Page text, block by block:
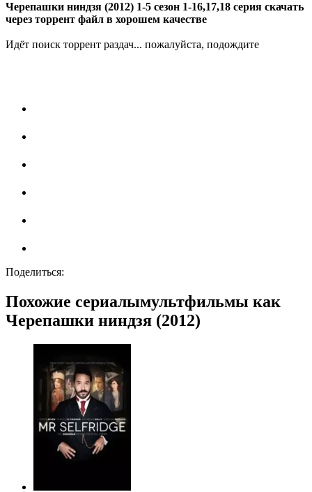
Черепашки ниндзя (2012) 1-5 сезон 1-16,17,18 серия скачать
через торрент файл в хорошем качестве
Идёт поиск торрент раздач... пожалуйста, подождите
Поделиться:
Похожие сериалымультфильмы как
Черепашки ниндзя (2012)